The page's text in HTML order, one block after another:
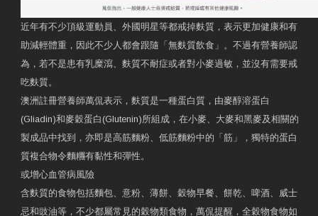
近年有不少頂級運動員、外國明星等都戒掉麩質，表示更加健康和有
助減輕體重，因此不少人都會跟隨「無麩質飲食」。不過有營養師認
為，若不是患有乳糜瀉、麩質不耐症或者對小麥過敏，並沒有需要戒
吃麩質。
澳洲註冊營養師萬侃表示，麩質是一種蛋白質，由麥醇溶蛋白
(Gliadin)和麥穀蛋白(Glutenin)所組成，在小麥、大麥和黑麥及相關的
製成品中找到，亦即是高筋麵粉、低筋麵粉中的「筋」，獨特的蛋白
質複合物令麵糰有黏性和彈性。
或增心血管病風險
含麩質的食物包括麵包、意粉、薄餅、穀物早餐、餅乾、啤酒、威士
忌和豉油等，不少都屬常見的穀物類食物，萬侃提醒，全穀物食物如